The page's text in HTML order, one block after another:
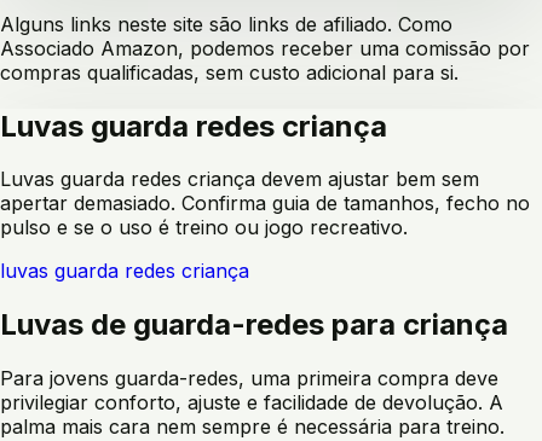
Alguns links neste site são links de afiliado. Como
Associado Amazon, podemos receber uma comissão por
compras qualificadas, sem custo adicional para si.
Luvas guarda redes criança
Luvas guarda redes criança devem ajustar bem sem
apertar demasiado. Confirma guia de tamanhos, fecho no
pulso e se o uso é treino ou jogo recreativo.
luvas guarda redes criança
Luvas de guarda-redes para criança
Para jovens guarda-redes, uma primeira compra deve
privilegiar conforto, ajuste e facilidade de devolução. A
palma mais cara nem sempre é necessária para treino.